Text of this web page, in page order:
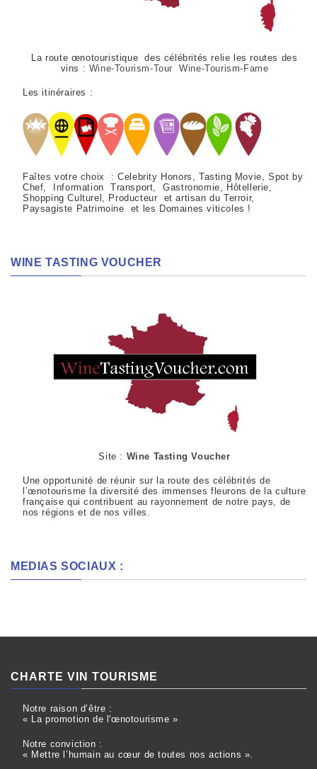
La route œnotouristique des célébrités relie les routes des
vins : Wine-Tourism-Tour Wine-Tourism-Fame
Les itinéraires :
Faîtes votre choix : Celebrity Honors, Tasting Movie, Spot by
Chef, Information Transport, Gastronomie, Hôtellerie,
Shopping Culturel, Producteur et artisan du Terroir,
Paysagiste Patrimoine et les Domaines viticoles !
WINE TASTING VOUCHER
Site : Wine Tasting Voucher
Une opportunité de réunir sur la route des célébrités de
l’œnotourisme la diversité des immenses fleurons de la culture
française qui contribuent au rayonnement de notre pays, de
nos régions et de nos villes.
MEDIAS SOCIAUX :
CHARTE VIN TOURISME
Notre raison d’être :
« La promotion de l'œnotourisme »
Notre conviction :
« Mettre l’humain au cœur de toutes nos actions ».